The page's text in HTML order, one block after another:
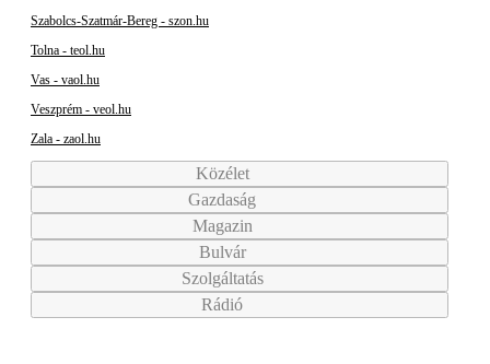
Szabolcs-Szatmár-Bereg - szon.hu
Tolna - teol.hu
Vas - vaol.hu
Veszprém - veol.hu
Zala - zaol.hu
Közélet
Gazdaság
Magazin
Bulvár
Szolgáltatás
Rádió